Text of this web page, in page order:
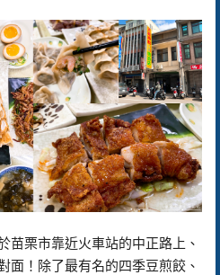
苗栗市靠近火車站的中正路上、
面！除了最有名的四季豆煎餃、